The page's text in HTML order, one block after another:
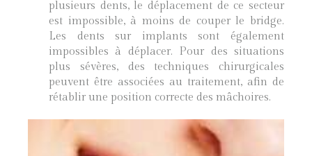
plusieurs dents, le déplacement de ce secteur
est impossible, à moins de couper le bridge.
Les dents sur implants sont également
impossibles à déplacer. Pour des situations
plus sévères, des techniques chirurgicales
peuvent être associées au traitement, afin de
rétablir une position correcte des mâchoires.